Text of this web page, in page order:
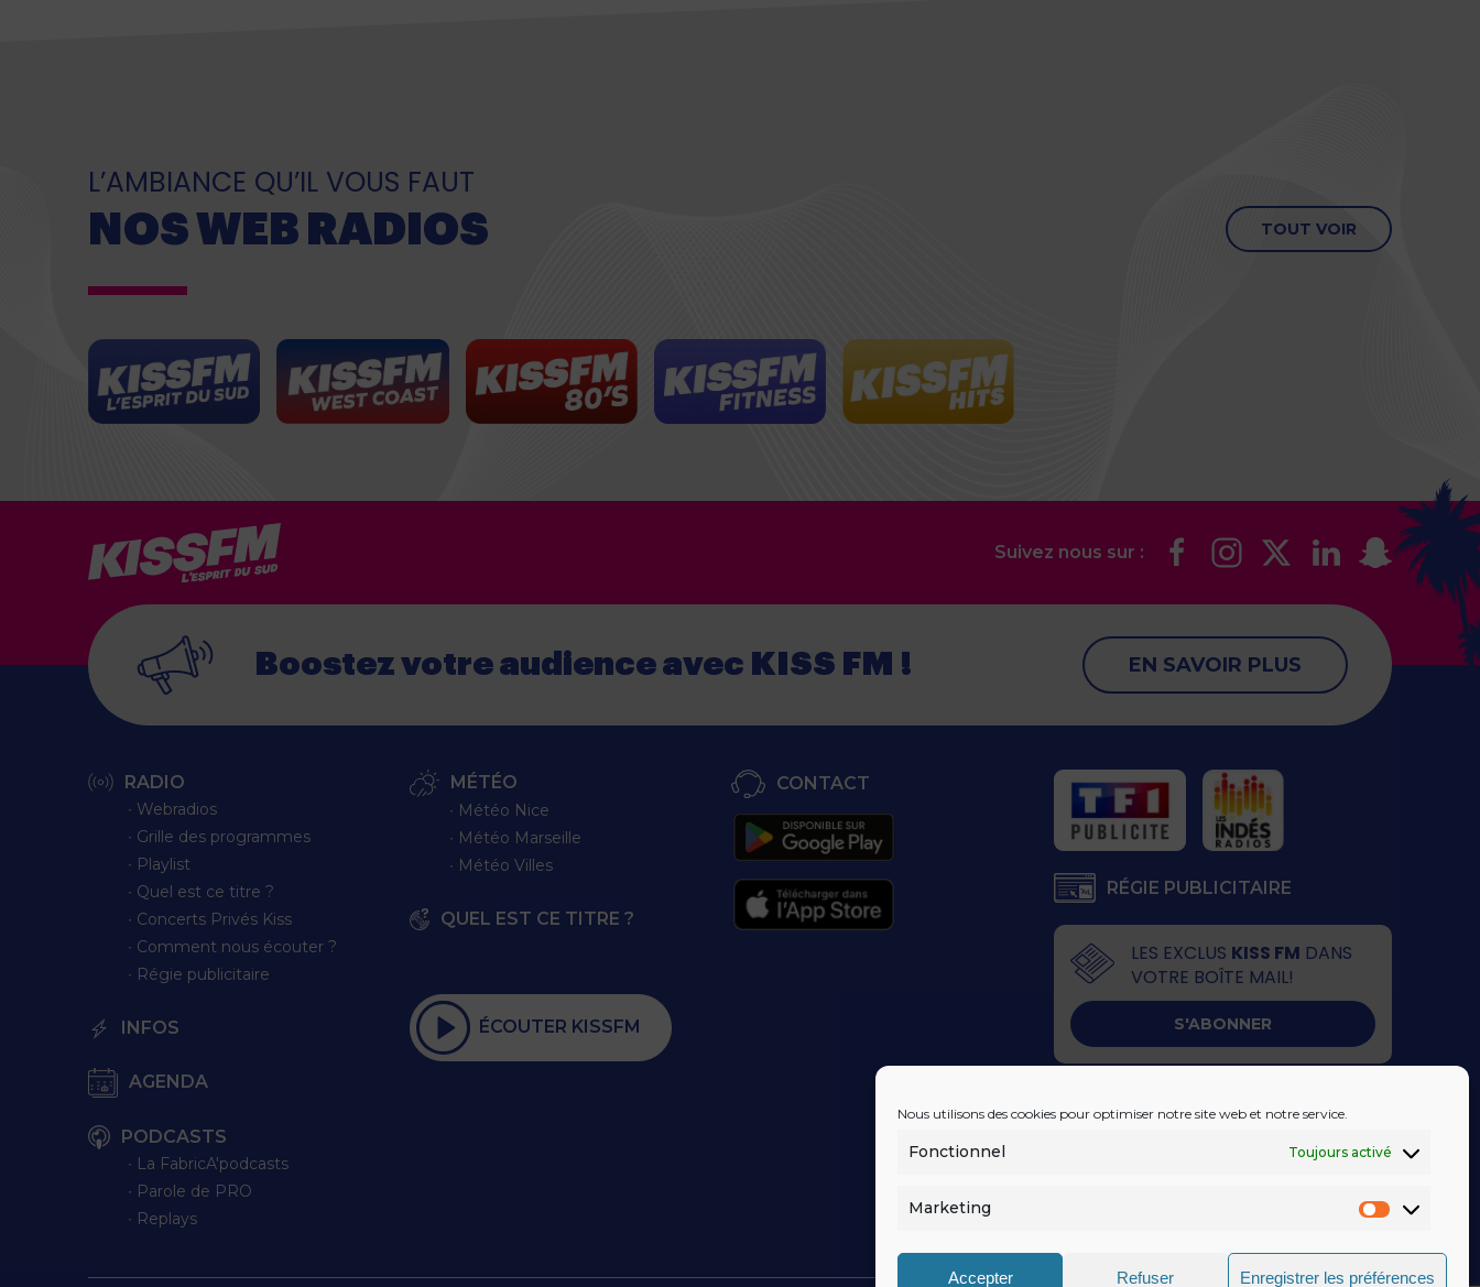
Nous utilisons des cookies pour optimiser notre site web et notre service.
Fonctionnel Toujours activé
Marketing
Accepter Refuser Enregistrer les préférences
L’AMBIANCE QU’IL VOUS FAUT
NOS WEB RADIOS TOUT VOIR
Suivez nous sur :
Boostez votre audience avec KISS FM ! EN SAVOIR PLUS
RADIO
∙ Webradios
∙ Grille des programmes
∙ Playlist
∙ Quel est ce titre ?
∙ Concerts Privés Kiss
∙ Comment nous écouter ?
∙ Régie publicitaire
INFOS
AGENDA
PODCASTS
∙ La FabricA'podcasts
∙ Parole de PRO
∙ Replays
MÉTÉO
∙ Météo Nice
∙ Météo Marseille
∙ Météo Villes
QUEL EST CE TITRE ?
ÉCOUTER KISSFM
CONTACT
RÉGIE PUBLICITAIRE
LES EXCLUS KISS FM DANS
VOTRE BOÎTE MAIL!
S'ABONNER